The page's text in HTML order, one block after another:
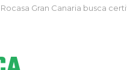
Rocasa Gran Canaria busca